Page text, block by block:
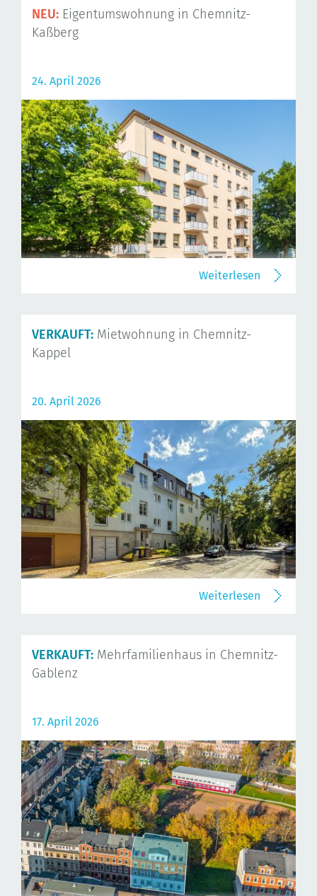
NEU: Eigentumswohnung in Chemnitz-
Kaßberg
24. April 2026
Weiterlesen
VERKAUFT: Mietwohnung in Chemnitz-
Kappel
20. April 2026
Weiterlesen
VERKAUFT: Mehrfamilienhaus in Chemnitz-
Gablenz
17. April 2026